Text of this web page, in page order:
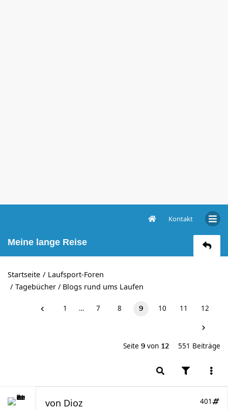
Kontakt
Meine lange Reise
Startseite
Laufsport-Foren
Tagebücher / Blogs rund ums Laufen
1 … 7 8 9 10 11 12
Seite 9 von 12 551 Beiträge
401
von Dioz